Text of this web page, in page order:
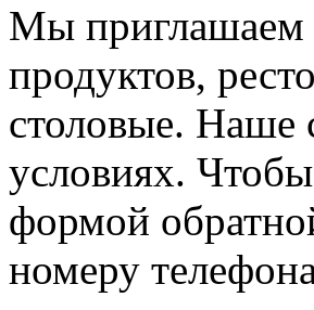
Мы приглашаем
продуктов,
столовые. Наше
условиях. Чтобы
формой
номеру